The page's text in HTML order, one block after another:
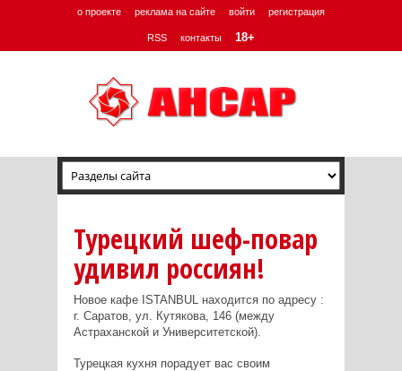
о проекте реклама на сайте войти регистрация
RSS контакты 18+
Турецкий шеф-повар
удивил россиян!
Новое кафе ISTANBUL находится по адресу :
г. Саратов, ул. Кутякова, 146 (между
Астраханской и Университетской).
Турецкая кухня порадует вас своим